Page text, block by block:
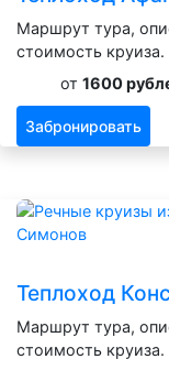
Маршрут тура,
стоимость круиза.
от 1600
Забронировать
Теплоход
Маршрут тура,
стоимость круиза.